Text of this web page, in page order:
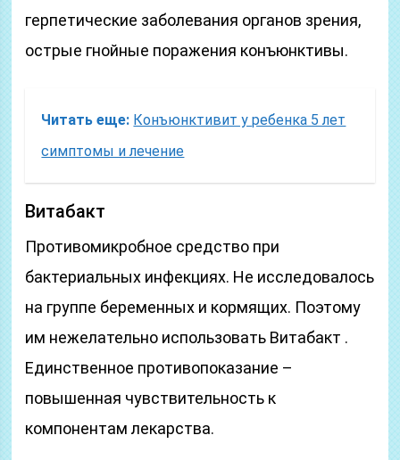
герпетические заболевания органов зрения,
острые гнойные поражения конъюнктивы.
Читать еще: Конъюнктивит у ребенка 5 лет
симптомы и лечение
Витабакт
Противомикробное средство при
бактериальных инфекциях. Не исследовалось
на группе беременных и кормящих. Поэтому
им нежелательно использовать Витабакт .
Единственное противопоказание –
повышенная чувствительность к
компонентам лекарства.